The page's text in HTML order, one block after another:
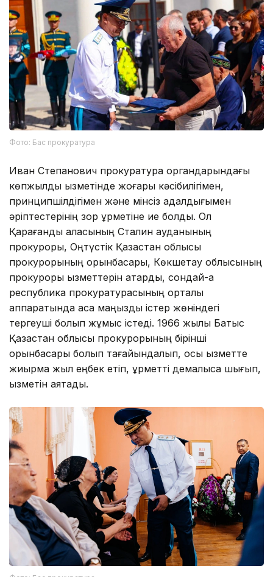
Фото: Бас прокуратура
Иван Степанович прокуратура органдарындағы
көпжылдық қызметінде жоғары кәсібилігімен,
принципшілдігімен және мінсіз адалдығымен
әріптестерінің зор құрметіне ие болды. Ол
Қарағанды қаласының Сталин ауданының
прокуроры, Оңтүстік Қазақстан облысы
прокурорының орынбасары, Көкшетау облысының
прокуроры қызметтерін атқарды, сондай-ақ
республика прокуратурасының орталық
аппаратында аса маңызды істер жөніндегі
тергеуші болып жұмыс істеді. 1966 жылы Батыс
Қазақстан облысы прокурорының бірінші
орынбасары болып тағайындалып, осы қызметте
жиырма жыл еңбек етіп, құрметті демалысқа шығып,
қызметін аяқтады.